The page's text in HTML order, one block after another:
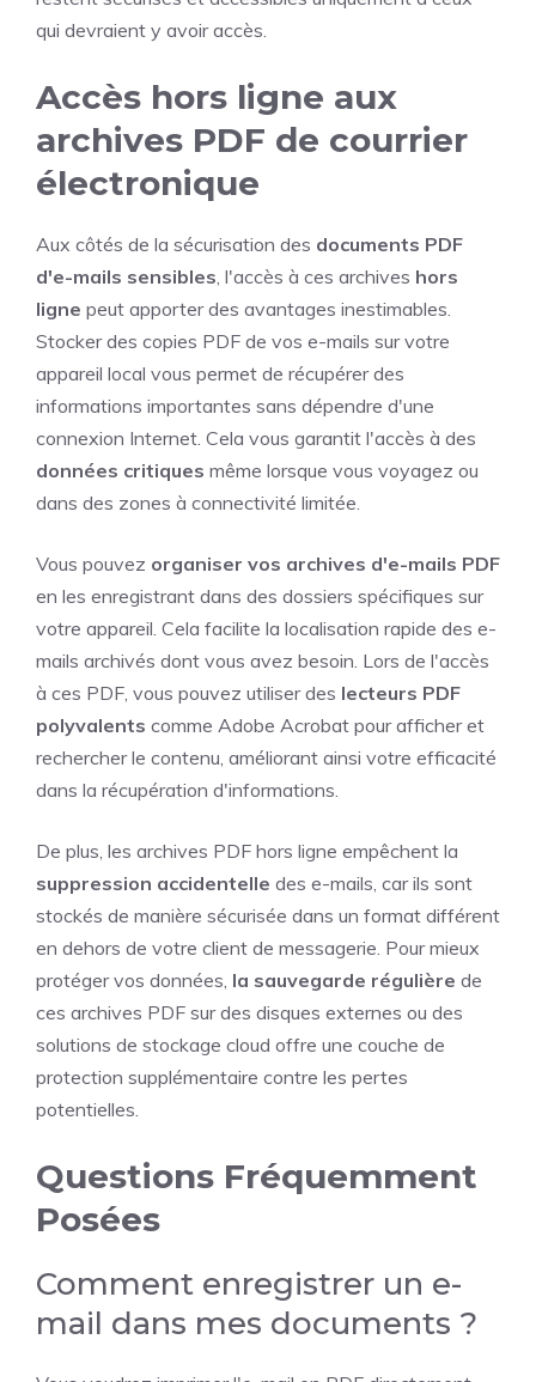
qui devraient y avoir accès.
Accès hors ligne aux
archives PDF de courrier
électronique
Aux côtés de la sécurisation des documents PDF
d'e-mails sensibles , l'accès à ces archives hors
ligne peut apporter des avantages inestimables.
Stocker des copies PDF de vos e-mails sur votre
appareil local vous permet de récupérer des
informations importantes sans dépendre d'une
connexion Internet. Cela vous garantit l'accès à des
données critiques même lorsque vous voyagez ou
dans des zones à connectivité limitée.
Vous pouvez organiser vos archives d'e-mails PDF
en les enregistrant dans des dossiers spécifiques sur
votre appareil. Cela facilite la localisation rapide des e-
mails archivés dont vous avez besoin. Lors de l'accès
à ces PDF, vous pouvez utiliser des lecteurs PDF
polyvalents comme Adobe Acrobat pour afficher et
rechercher le contenu, améliorant ainsi votre efficacité
dans la récupération d'informations.
De plus, les archives PDF hors ligne empêchent la
suppression accidentelle des e-mails, car ils sont
stockés de manière sécurisée dans un format différent
en dehors de votre client de messagerie. Pour mieux
protéger vos données, la sauvegarde régulière de
ces archives PDF sur des disques externes ou des
solutions de stockage cloud offre une couche de
protection supplémentaire contre les pertes
potentielles.
Questions Fréquemment
Posées
Comment enregistrer un e-
mail dans mes documents ?